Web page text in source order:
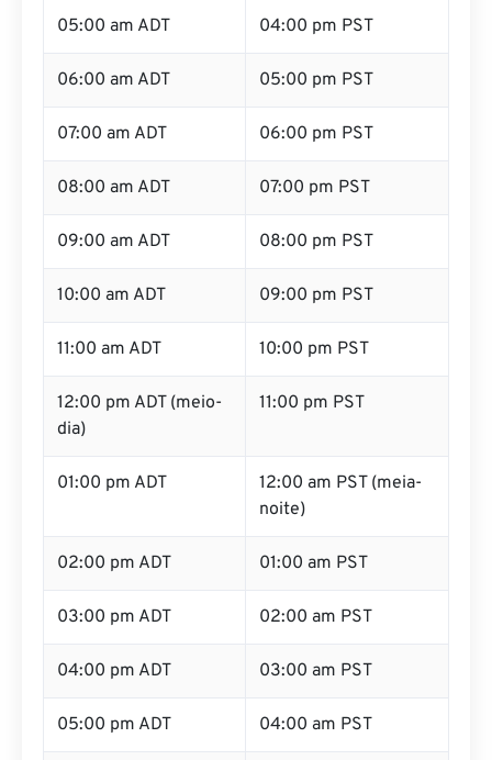
05:00 am ADT 04:00 pm PST
06:00 am ADT 05:00 pm PST
07:00 am ADT 06:00 pm PST
08:00 am ADT 07:00 pm PST
09:00 am ADT 08:00 pm PST
10:00 am ADT 09:00 pm PST
11:00 am ADT 10:00 pm PST
12:00 pm ADT (meio-
dia)
11:00 pm PST
01:00 pm ADT
12:00 am PST (meia-
noite)
02:00 pm ADT 01:00 am PST
03:00 pm ADT 02:00 am PST
04:00 pm ADT 03:00 am PST
05:00 pm ADT 04:00 am PST